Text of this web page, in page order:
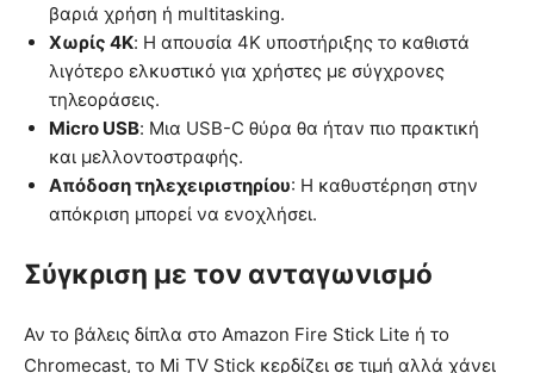
βαριά χρήση ή multitasking.
Χωρίς 4K: Η απουσία 4K υποστήριξης το καθιστά
λιγότερο ελκυστικό για χρήστες με σύγχρονες
τηλεοράσεις.
Micro USB: Μια USB-C θύρα θα ήταν πιο πρακτική
και μελλοντοστραφής.
Απόδοση τηλεχειριστηρίου: Η καθυστέρηση στην
απόκριση μπορεί να ενοχλήσει.
Σύγκριση με τον ανταγωνισμό
Αν το βάλεις δίπλα στο Amazon Fire Stick Lite ή το
Chromecast, το Mi TV Stick κερδίζει σε τιμή αλλά χάνει